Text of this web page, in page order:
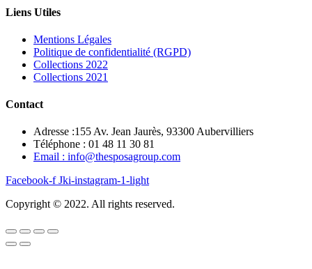
Liens Utiles
Mentions Légales
Politique de confidentialité (RGPD)
Collections 2022
Collections 2021
Contact
Adresse :155 Av. Jean Jaurès, 93300 Aubervilliers
Téléphone : 01 48 11 30 81
Email : info@thesposagroup.com
Facebook-f Jki-instagram-1-light
Copyright © 2022. All rights reserved.